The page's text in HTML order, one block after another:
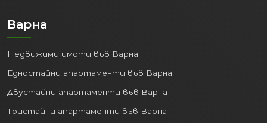
Варна
Недвижими имоти във Варна
Едностайни апартаменти във Варна
Двустайни апартаменти във Варна
Тристайни апартаменти във Варна